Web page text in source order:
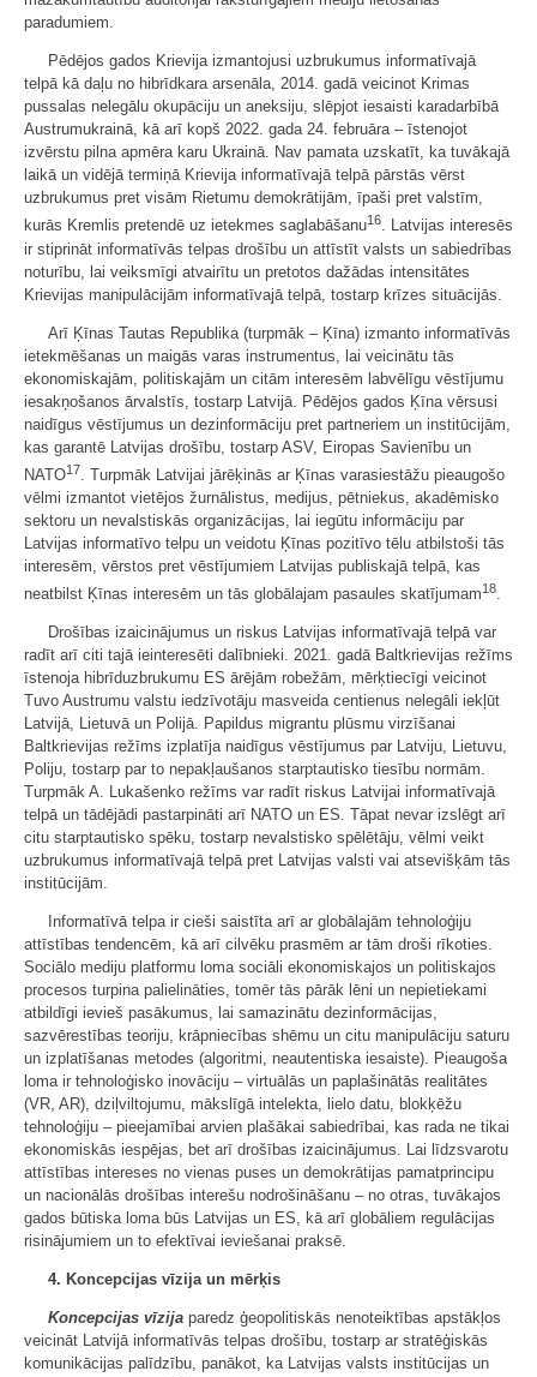
paradumiem.
Pēdējos gados Krievija izmantojusi uzbrukumus informatīvajā
telpā kā daļu no hibrīdkara arsenāla, 2014. gadā veicinot Krimas
pussalas nelegālu okupāciju un aneksiju, slēpjot iesaisti karadarbībā
Austrumukrainā, kā arī kopš 2022. gada 24. februāra – īstenojot
izvērstu pilna apmēra karu Ukrainā. Nav pamata uzskatīt, ka tuvākajā
laikā un vidējā termiņā Krievija informatīvajā telpā pārstās vērst
uzbrukumus pret visām Rietumu demokrātijām, īpaši pret valstīm,
kurās Kremlis pretendē uz ietekmes saglabāšanu16. Latvijas interesēs
ir stiprināt informatīvās telpas drošību un attīstīt valsts un sabiedrības
noturību, lai veiksmīgi atvairītu un pretotos dažādas intensitātes
Krievijas manipulācijām informatīvajā telpā, tostarp krīzes situācijās.
Arī Ķīnas Tautas Republika (turpmāk – Ķīna) izmanto informatīvās
ietekmēšanas un maigās varas instrumentus, lai veicinātu tās
ekonomiskajām, politiskajām un citām interesēm labvēlīgu vēstījumu
iesakņošanos ārvalstīs, tostarp Latvijā. Pēdējos gados Ķīna vērsusi
naidīgus vēstījumus un dezinformāciju pret partneriem un institūcijām,
kas garantē Latvijas drošību, tostarp ASV, Eiropas Savienību un
NATO17. Turpmāk Latvijai jārēķinās ar Ķīnas varasiestāžu pieaugošo
vēlmi izmantot vietējos žurnālistus, medijus, pētniekus, akadēmisko
sektoru un nevalstiskās organizācijas, lai iegūtu informāciju par
Latvijas informatīvo telpu un veidotu Ķīnas pozitīvo tēlu atbilstoši tās
interesēm, vērstos pret vēstījumiem Latvijas publiskajā telpā, kas
neatbilst Ķīnas interesēm un tās globālajam pasaules skatījumam18.
Drošības izaicinājumus un riskus Latvijas informatīvajā telpā var
radīt arī citi tajā ieinteresēti dalībnieki. 2021. gadā Baltkrievijas režīms
īstenoja hibrīduzbrukumu ES ārējām robežām, mērķtiecīgi veicinot
Tuvo Austrumu valstu iedzīvotāju masveida centienus nelegāli iekļūt
Latvijā, Lietuvā un Polijā. Papildus migrantu plūsmu virzīšanai
Baltkrievijas režīms izplatīja naidīgus vēstījumus par Latviju, Lietuvu,
Poliju, tostarp par to nepakļaušanos starptautisko tiesību normām.
Turpmāk A. Lukašenko režīms var radīt riskus Latvijai informatīvajā
telpā un tādējādi pastarpināti arī NATO un ES. Tāpat nevar izslēgt arī
citu starptautisko spēku, tostarp nevalstisko spēlētāju, vēlmi veikt
uzbrukumus informatīvajā telpā pret Latvijas valsti vai atsevišķām tās
institūcijām.
Informatīvā telpa ir cieši saistīta arī ar globālajām tehnoloģiju
attīstības tendencēm, kā arī cilvēku prasmēm ar tām droši rīkoties.
Sociālo mediju platformu loma sociāli ekonomiskajos un politiskajos
procesos turpina palielināties, tomēr tās pārāk lēni un nepietiekami
atbildīgi ievieš pasākumus, lai samazinātu dezinformācijas,
sazvērestības teoriju, krāpniecības shēmu un citu manipulāciju saturu
un izplatīšanas metodes (algoritmi, neautentiska iesaiste). Pieaugoša
loma ir tehnoloģisko inovāciju – virtuālās un paplašinātās realitātes
(VR, AR), dziļviltojumu, mākslīgā intelekta, lielo datu, blokķēžu
tehnoloģiju – pieejamībai arvien plašākai sabiedrībai, kas rada ne tikai
ekonomiskās iespējas, bet arī drošības izaicinājumus. Lai līdzsvarotu
attīstības intereses no vienas puses un demokrātijas pamatprincipu
un nacionālās drošības interešu nodrošināšanu – no otras, tuvākajos
gados būtiska loma būs Latvijas un ES, kā arī globāliem regulācijas
risinājumiem un to efektīvai ieviešanai praksē.
4. Koncepcijas vīzija un mērķis
Koncepcijas vīzija paredz ģeopolitiskās nenoteiktības apstākļos
veicināt Latvijā informatīvās telpas drošību, tostarp ar stratēģiskās
komunikācijas palīdzību, panākot, ka Latvijas valsts institūcijas un